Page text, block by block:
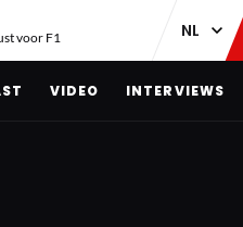
voor F1
VIDEO INTERVIEWS